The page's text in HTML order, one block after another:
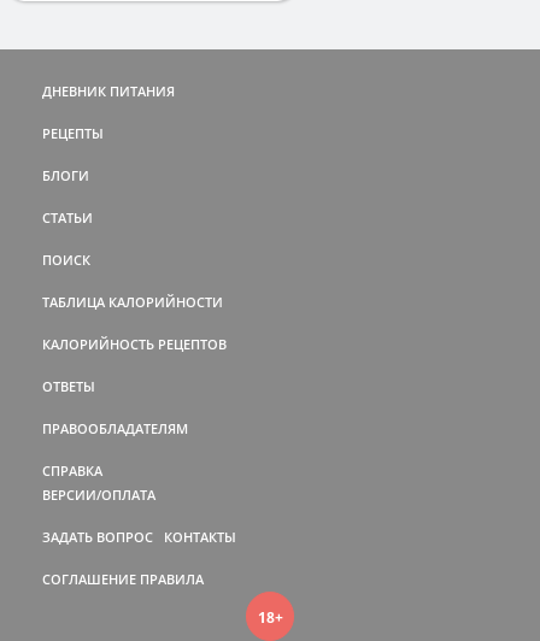
ДНЕВНИК ПИТАНИЯ
РЕЦЕПТЫ
БЛОГИ
СТАТЬИ
ПОИСК
ТАБЛИЦА КАЛОРИЙНОСТИ
КАЛОРИЙНОСТЬ РЕЦЕПТОВ
ОТВЕТЫ
ПРАВООБЛАДАТЕЛЯМ
СПРАВКА
ВЕРСИИ/ОПЛАТА
ЗАДАТЬ ВОПРОС КОНТАКТЫ
СОГЛАШЕНИЕ ПРАВИЛА
18+